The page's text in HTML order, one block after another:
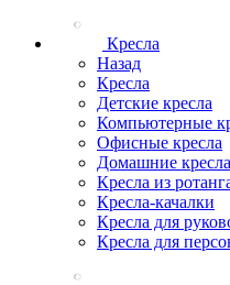
Кресла
Назад
Кресла
Детские кресла
Компьютерные
Офисные кресла
Домашние кресла
Кресла из
Кресла-качалки
Кресла для
Кресла для